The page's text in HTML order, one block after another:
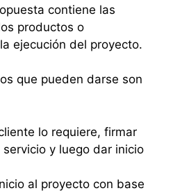
contiene las
productos o
ejecución del proyecto.
que pueden darse son
lo requiere, firmar
y luego dar inicio
al proyecto con base